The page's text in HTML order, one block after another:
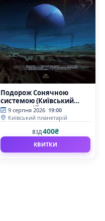
Подорож Сонячною
системою (Київський
планетарій)
9 серпня 2026 19:00
Київський планетарій
ВІД400₴
КВИТКИ